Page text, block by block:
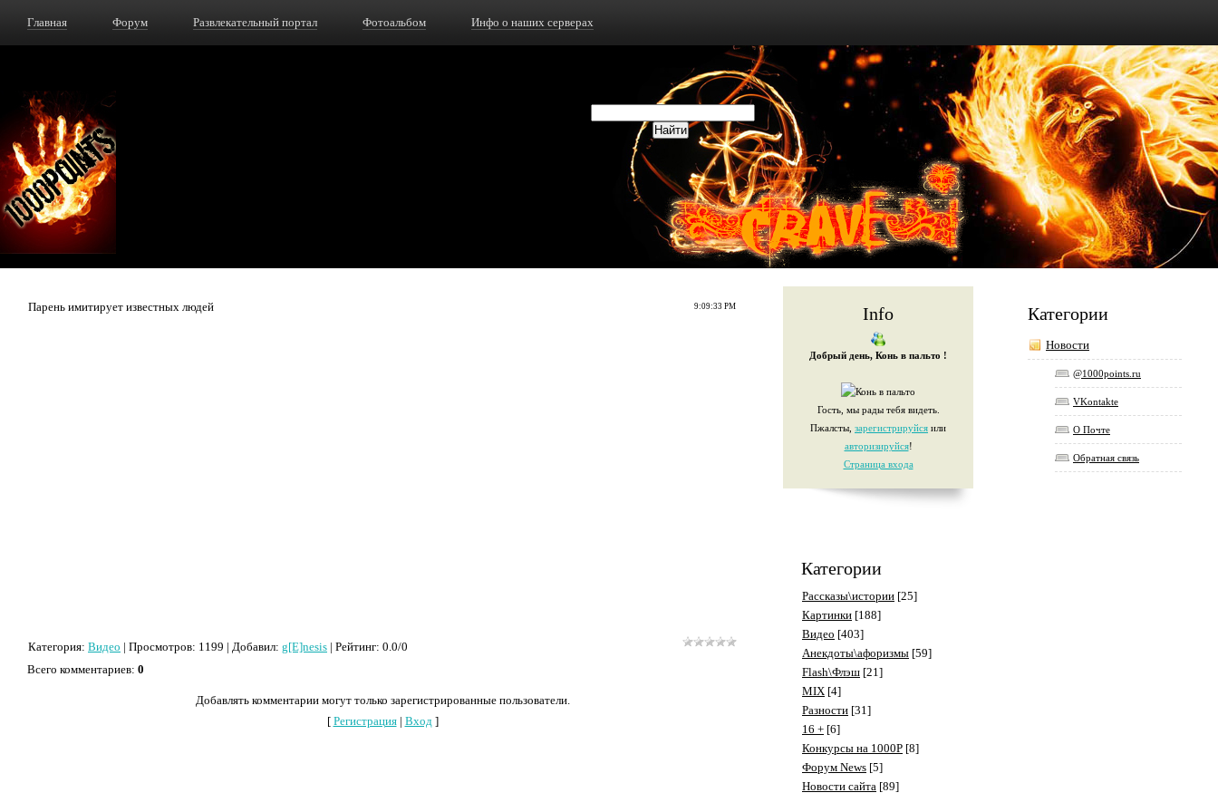
Главная Форум Развлекательный портал Фотоальбом Инфо о наших серверах
9:09:33 PM
Парень имитирует известных людей
Категория: Видео | Просмотров: 1199 | Добавил: g[E]nesis | Рейтинг: 0.0/0
Всего комментариев: 0
Добавлять комментарии могут только зарегистрированные пользователи.
[ Регистрация| Вход]
Info
Добрый день, Конь в пальто !
Гость, мы рады тебя видеть.
Пжалсты, зарегистрируйся или
авторизируйся!
Страница входа
Категории
Рассказы\истории [25]
Картинки [188]
Видео [403]
Анекдоты\афоризмы [59]
Flash\Флэш [21]
MIX [4]
Разности [31]
16 + [6]
Конкурсы на 1000P [8]
Форум News [5]
Новости сайта [89]
Категории
Новости
@1000points.ru
VKontakte
О Почте
Обратная связь